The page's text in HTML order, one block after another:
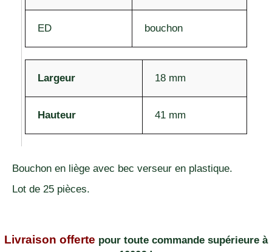
ED bouchon
Largeur 18 mm
Hauteur 41 mm
Bouchon en liège avec bec verseur en plastique.
Lot de 25 pièces.
Livraison offerte pour toute commande supérieure à